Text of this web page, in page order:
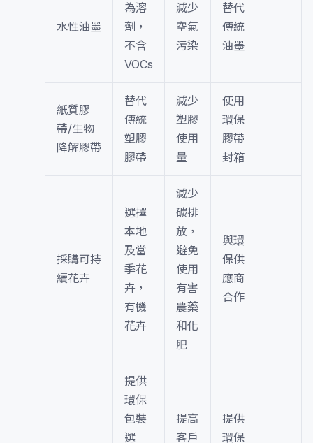
水性油墨
為溶
劑，
不含
VOCs
減少
空氣
污染
替代
傳統
油墨
紙質膠
帶/生物
降解膠帶
替代
傳統
塑膠
膠帶
減少
塑膠
使用
量
使用
環保
膠帶
封箱
採購可持
續花卉
選擇
本地
及當
季花
卉，
有機
花卉
減少
碳排
放，
避免
使用
有害
農藥
和化
肥
與環
保供
應商
合作
提供
環保
包裝
選
提高
客戶
提供
環保